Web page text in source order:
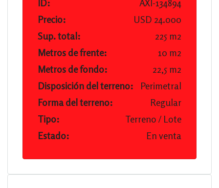
ID:
AXI-134894
Precio:
USD 24.000
Sup. total:
225 m2
Metros de frente:
10 m2
Metros de fondo:
22,5 m2
Disposición del terreno:
Perimetral
Forma del terreno:
Regular
Tipo:
Terreno / Lote
Estado:
En venta